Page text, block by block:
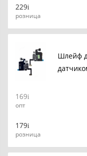
229
розница
Шлейф
169
опт
179
розница